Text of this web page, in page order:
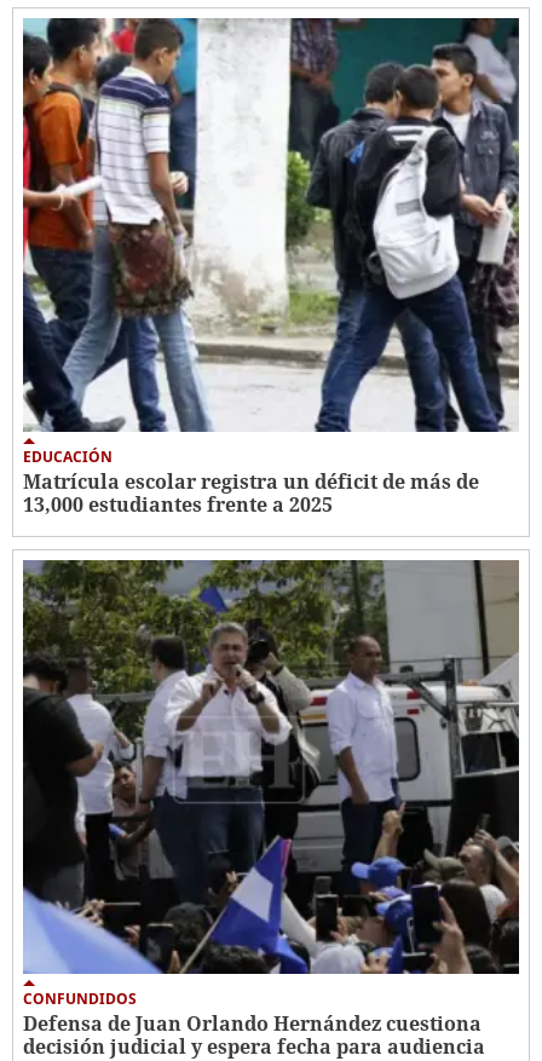
EDUCACIÓN
Matrícula escolar registra un déficit de más de
13,000 estudiantes frente a 2025
CONFUNDIDOS
Defensa de Juan Orlando Hernández cuestiona
decisión judicial y espera fecha para audiencia